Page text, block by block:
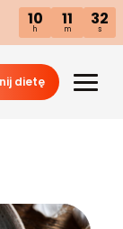
10
h
11
m
31
s
dietę